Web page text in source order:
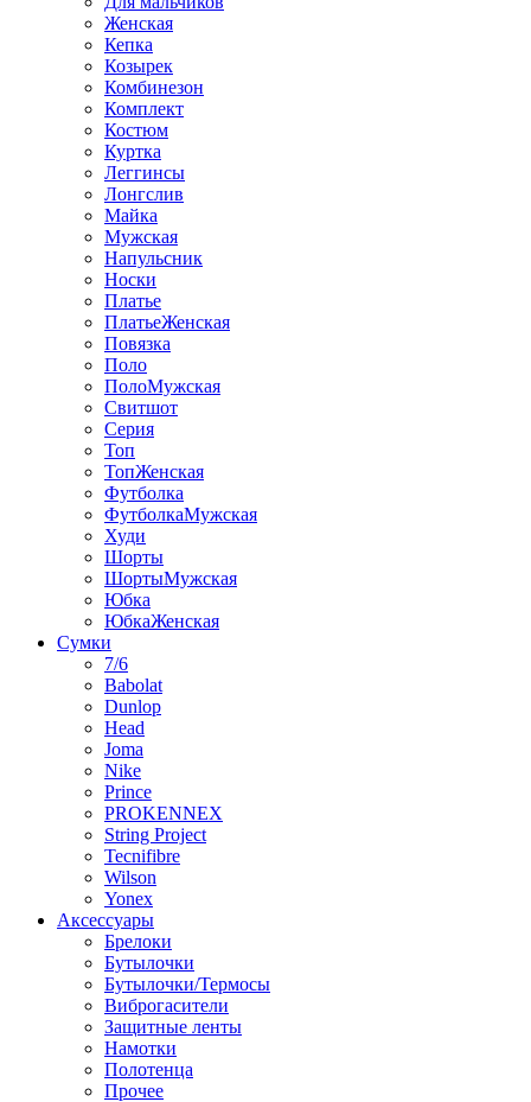
Женская
Кепка
Козырек
Комбинезон
Комплект
Костюм
Куртка
Леггинсы
Лонгслив
Майка
Мужская
Напульсник
Носки
Платье
ПлатьеЖенская
Повязка
Поло
ПолоМужская
Свитшот
Серия
Топ
ТопЖенская
Футболка
ФутболкаМужская
Худи
Шорты
ШортыМужская
Юбка
ЮбкаЖенская
Сумки
7/6
Babolat
Dunlop
Head
Joma
Nike
Prince
PROKENNEX
String Project
Tecnifibre
Wilson
Yonex
Аксессуары
Брелоки
Бутылочки
Бутылочки/Термосы
Виброгасители
Защитные ленты
Намотки
Полотенца
Прочее